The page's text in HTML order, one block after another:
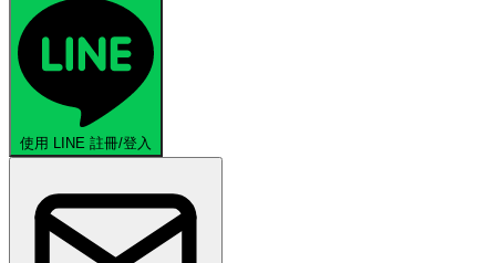
使用 LINE 註冊/登入